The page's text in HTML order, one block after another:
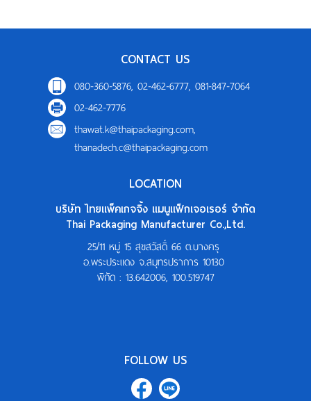
CONTACT US
080-360-5876, 02-462-6777, 081-847-7064
02-462-7776
thawat.k@thaipackaging.com,
thanadech.c@thaipackaging.com
LOCATION
บริษัท ไทยแพ็คเกจจิ้ง แมนูแฟ็กเจอเรอร์ จำกัด
Thai Packaging Manufacturer Co.,Ltd.
25/11 หมู่ 15 สุขสวัสดิ์ 66 ต.บางครุ
อ.พระประแดง จ.สมุทรปราการ 10130
พิกัด : 13.642006, 100.519747
FOLLOW US